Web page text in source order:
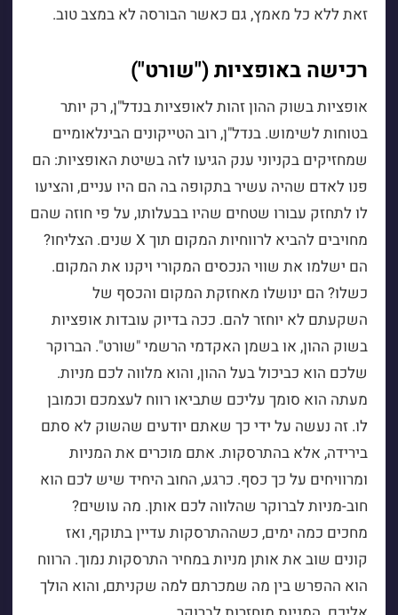
זאת ללא כל מאמץ, גם כאשר הבורסה לא במצב טוב.
רכישה באופציות ("שורט")
אופציות בשוק ההון זהות לאופציות בנדל"ן, רק יותר
בטוחות לשימוש. בנדל"ן, רוב הטייקונים הבינלאומיים
שמחזיקים בקניוני ענק הגיעו לזה בשיטת האופציות: הם
פנו לאדם שהיה עשיר בתקופה בה הם היו עניים, והציעו
לו לתחזק עבורו שטחים שהיו בבעלותו, על פי חוזה שהם
מחויבים להביא לרווחיות המקום תוך X שנים. הצליחו?
הם ישלמו את שווי הנכסים המקורי ויקנו את המקום.
כשלו? הם ינושלו מאחזקת המקום והכסף של
השקעתם לא יוחזר להם. ככה בדיוק עובדות אופציות
בשוק ההון, או בשמן האקדמי הרשמי "שורט". הברוקר
שלכם הוא כביכול בעל ההון, והוא מלווה לכם מניות.
מעתה הוא סומך עליכם שתביאו רווח לעצמכם וכמובן
לו. זה נעשה על ידי כך שאתם יודעים שהשוק לא סתם
בירידה, אלא בהתרסקות. אתם מוכרים את המניות
ומרוויחים על כך כסף. כרגע, החוב היחיד שיש לכם הוא
חוב-מניות לברוקר שהלווה לכם אותן. מה עושים?
מחכים כמה ימים, כשההתרסקות עדיין בתוקף, ואז
קונים שוב את אותן מניות במחיר התרסקות נמוך. הרווח
הוא ההפרש בין מה שמכרתם למה שקניתם, והוא הולך